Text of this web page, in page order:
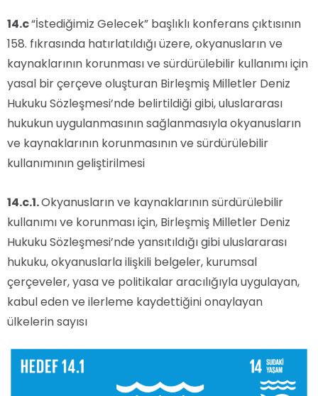
14.c“İstediğimiz Gelecek” başlıklı konferans çıktısının
158. fıkrasında hatırlatıldığı üzere, okyanusların ve
kaynaklarının korunması ve sürdürülebilir kullanımı için
yasal bir çerçeve oluşturan Birleşmiş Milletler Deniz
Hukuku Sözleşmesi’nde belirtildiği gibi, uluslararası
hukukun uygulanmasının sağlanmasıyla okyanusların
ve kaynaklarının korunmasının ve sürdürülebilir
kullanımının geliştirilmesi
14.c.1.Okyanusların ve kaynaklarının sürdürülebilir
kullanımı ve korunması için, Birleşmiş Milletler Deniz
Hukuku Sözleşmesi’nde yansıtıldığı gibi uluslararası
hukuku, okyanuslarla ilişkili belgeler, kurumsal
çerçeveler, yasa ve politikalar aracılığıyla uygulayan,
kabul eden ve ilerleme kaydettiğini onaylayan
ülkelerin sayısı